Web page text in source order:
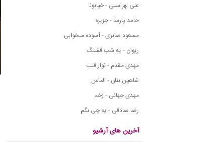
علی لهراسبی - خیابونا
حامد پارسا - جزیره
مسعود صابری - آسوده میخوابی
ریوان - یه شب قشنگ
مهدی مقدم - نوار قلب
شاهین بنان - الماس
مهدی جهانی - زخم
رضا صادقی - یه چی بگم
آخرین های آرشیو